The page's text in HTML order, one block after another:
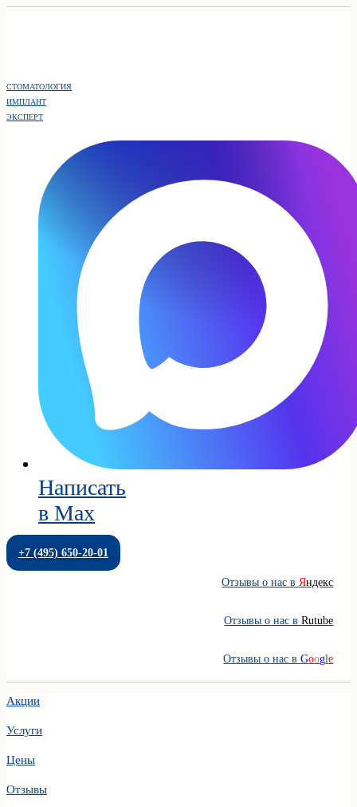
СТОМАТОЛОГИЯ
ИМПЛАНТ
ЭКСПЕРТ
Написать
в Max
+7 (495) 650-20-01
Отзывы о нас вЯндекс
Отзывы о нас вRutube
Отзывы о нас вGoogle
Акции
Услуги
Цены
Отзывы